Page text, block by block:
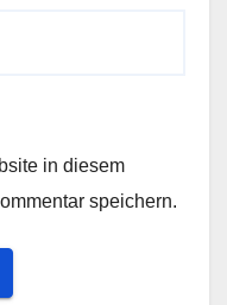
in diesem
speichern.